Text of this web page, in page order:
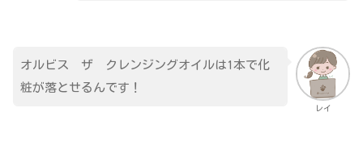
レイ
オルビス ザ クレンジングオイルは1本で化
粧が落とせるんです！